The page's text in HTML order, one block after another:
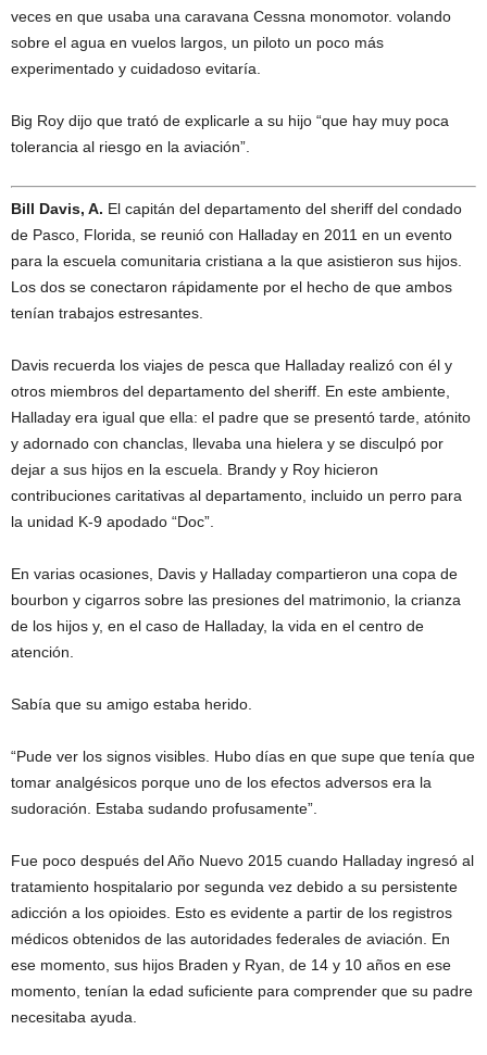
veces en que usaba una caravana Cessna monomotor. volando
sobre el agua en vuelos largos, un piloto un poco más
experimentado y cuidadoso evitaría.
Big Roy dijo que trató de explicarle a su hijo “que hay muy poca
tolerancia al riesgo en la aviación”.
Bill Davis, A. El capitán del departamento del sheriff del condado
de Pasco, Florida, se reunió con Halladay en 2011 en un evento
para la escuela comunitaria cristiana a la que asistieron sus hijos.
Los dos se conectaron rápidamente por el hecho de que ambos
tenían trabajos estresantes.
Davis recuerda los viajes de pesca que Halladay realizó con él y
otros miembros del departamento del sheriff. En este ambiente,
Halladay era igual que ella: el padre que se presentó tarde, atónito
y adornado con chanclas, llevaba una hielera y se disculpó por
dejar a sus hijos en la escuela. Brandy y Roy hicieron
contribuciones caritativas al departamento, incluido un perro para
la unidad K-9 apodado “Doc”.
En varias ocasiones, Davis y Halladay compartieron una copa de
bourbon y cigarros sobre las presiones del matrimonio, la crianza
de los hijos y, en el caso de Halladay, la vida en el centro de
atención.
Sabía que su amigo estaba herido.
“Pude ver los signos visibles. Hubo días en que supe que tenía que
tomar analgésicos porque uno de los efectos adversos era la
sudoración. Estaba sudando profusamente”.
Fue poco después del Año Nuevo 2015 cuando Halladay ingresó al
tratamiento hospitalario por segunda vez debido a su persistente
adicción a los opioides. Esto es evidente a partir de los registros
médicos obtenidos de las autoridades federales de aviación. En
ese momento, sus hijos Braden y Ryan, de 14 y 10 años en ese
momento, tenían la edad suficiente para comprender que su padre
necesitaba ayuda.